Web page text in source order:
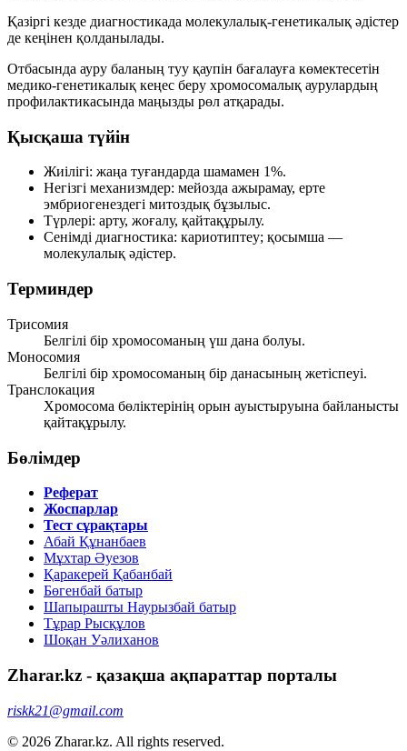
Қазіргі кезде диагностикада молекулалық-генетикалық әдістер
де кеңінен қолданылады.
Отбасында ауру баланың туу қаупін бағалауға көмектесетін
медико-генетикалық кеңес беру хромосомалық аурулардың
профилактикасында маңызды рөл атқарады.
Қысқаша түйін
Жиілігі: жаңа туғандарда шамамен 1%.
Негізгі механизмдер: мейозда ажырамау, ерте
эмбриогенездегі митоздық бұзылыс.
Түрлері: арту, жоғалу, қайтақұрылу.
Сенімді диагностика: кариотиптеу; қосымша —
молекулалық әдістер.
Терминдер
Трисомия
Белгілі бір хромосоманың үш дана болуы.
Моносомия
Белгілі бір хромосоманың бір данасының жетіспеуі.
Транслокация
Хромосома бөліктерінің орын ауыстыруына байланысты
қайтақұрылу.
Бөлімдер
Реферат
Жоспарлар
Тест сұрақтары
Абай Құнанбаев
Мұхтар Әуезов
Қаракерей Қабанбай
Бөгенбай батыр
Шапырашты Наурызбай батыр
Тұрар Рысқұлов
Шоқан Уәлиханов
Zharar.kz - қазақша ақпараттар порталы
riskk21@gmail.com
© 2026 Zharar.kz. All rights reserved.